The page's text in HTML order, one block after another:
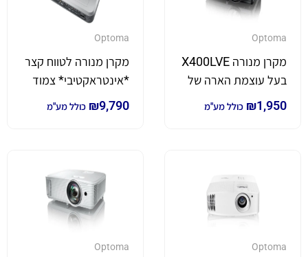
Optoma
מקרן מנורה X400LVE
בעל עוצמת הארה של
4,000 לומן₪1,950 כולל מע"מ
Optoma
מקרן מנורה לטווח קצר
*אינטראקטיבי* צמוד
קיר W319USTire
₪9,790 כולל מע"מ
Optoma
Optoma